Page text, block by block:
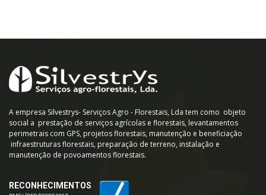
A empresa Silvestrys- Serviços Agro - Florestais, Lda tem como objeto
social a prestação de serviços agrícolas e florestais, levantamentos
perimetrais com GPS, projetos florestais, manutenção e beneficiação
infraestruturas florestais, preparação de terreno, instalação e
manutenção de povoamentos florestais.
RECONHECIMENTOS